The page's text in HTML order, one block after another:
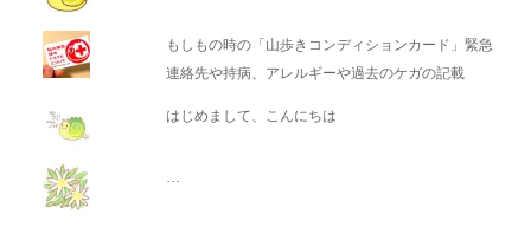
もしもの時の「山歩きコンディションカード」緊急
連絡先や持病、アレルギーや過去のケガの記載
はじめまして、こんにちは